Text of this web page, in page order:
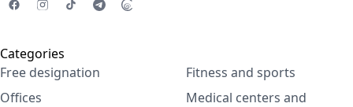
Categories
Free designation
Offices
Fitness and sports
Medical centers and